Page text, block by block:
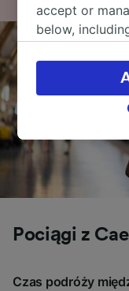
Pociągi z
Czas podróży
accept or
below,
the privacy
signaled to
browsing
track you.
We and our
Use precise
and/or access
Personalised